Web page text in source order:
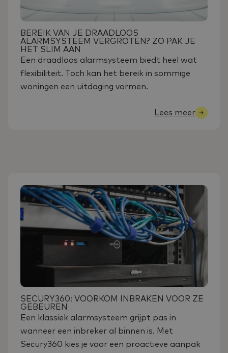
BEREIK VAN JE DRAADLOOS
ALARMSYSTEEM VERGROTEN? ZO PAK JE
HET SLIM AAN
Een draadloos alarmsysteem biedt heel wat
flexibiliteit. Toch kan het bereik in sommige
woningen een uitdaging vormen.
Lees meer
SECURY360: VOORKOM INBRAKEN VOOR ZE
GEBEUREN
Een klassiek alarmsysteem grijpt pas in
wanneer een inbreker al binnen is. Met
Secury360 kies je voor een proactieve aanpak